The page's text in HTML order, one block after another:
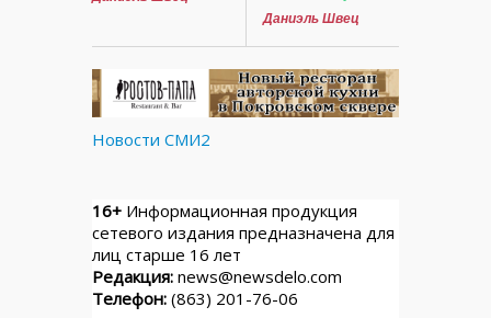
Даниэль Швец
Новости СМИ2
16+ Информационная продукция
сетевого издания предназначена для
лиц старше 16 лет
Редакция: news@newsdelo.com
Телефон: (863) 201-76-06